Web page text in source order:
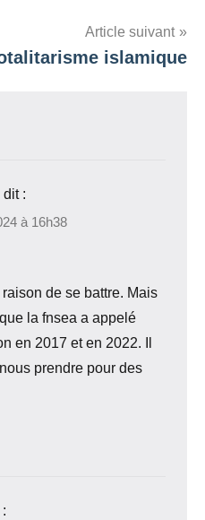
Article suivant
islamique
dit :
à 16h38
de se battre. Mais
la fnsea a appelé
en 2017 et en 2022. Il
prendre pour des